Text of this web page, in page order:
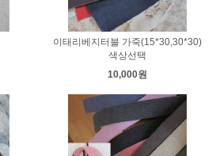
이태리베지터블 가죽(15*30,30*30)
색상선택
10,000원